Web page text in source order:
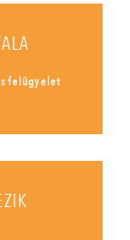
felügyelet